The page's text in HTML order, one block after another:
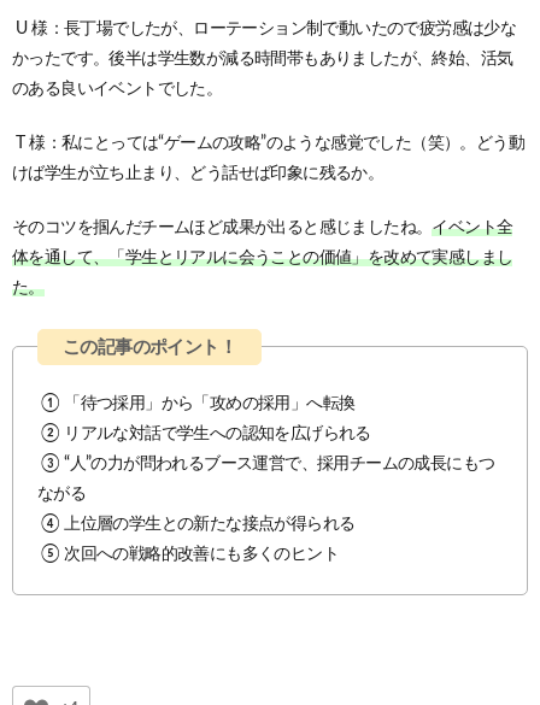
U 様：長丁場でしたが、ローテーション制で動いたので疲労感は少な
かったです。後半は学生数が減る時間帯もありましたが、終始、活気
のある良いイベントでした。
T 様：私にとっては“ゲームの攻略”のような感覚でした（笑）。
どう動
けば学生が立ち止まり、どう話せば印象に残るか。
そのコツを掴んだチームほど成果が出ると感じましたね。イベント全
体を通して、「学生とリアルに会うことの価値」を改めて実感しまし
た。
① 「待つ採用」から「攻めの採用」へ転換
② リアルな対話で学生への認知を広げられる
③ “人”の力が問われるブース運営で、採用チームの成長にもつ
ながる
④ 上位層の学生との新たな接点が得られる
⑤ 次回への戦略的改善にも多くのヒント